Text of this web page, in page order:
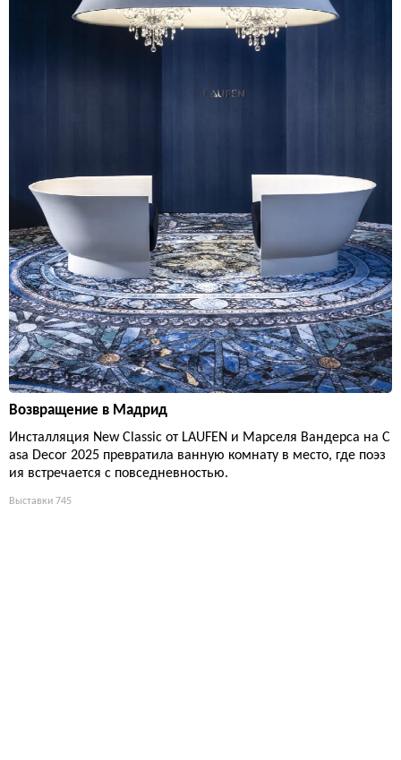
Возвращение в Мадрид
Инсталляция New Classic от LAUFEN и Марселя Вандерса на C
asa Decor 2025 превратила ванную комнату в место, где поэз
ия встречается с повседневностью.
Выставки 745